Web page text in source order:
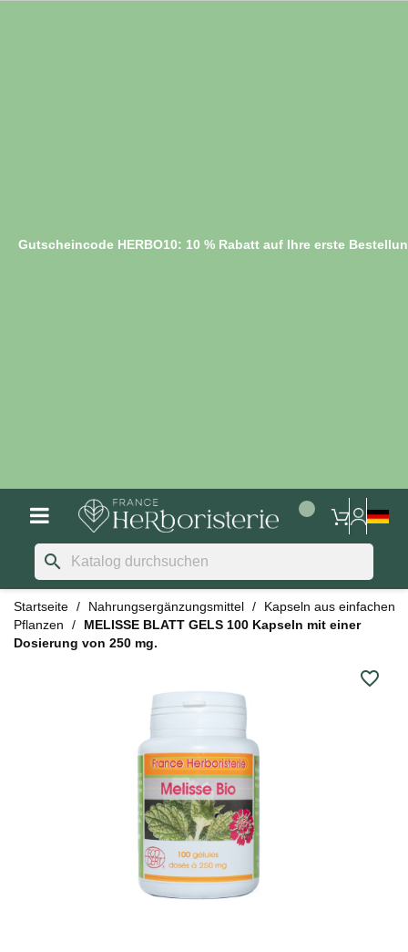
Gutscheincode HERBO10: 10 % Rabatt auf Ihre erste
search
Startseite Nahrungsergänzungsmittel
Kapseln aus einfachen
Pflanzen
MELISSE BLATT GELS 100 Kapseln mit einer
Dosierung von 250 mg.
favorite_border